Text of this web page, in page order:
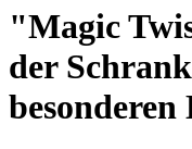
"Magic
der
besonderen